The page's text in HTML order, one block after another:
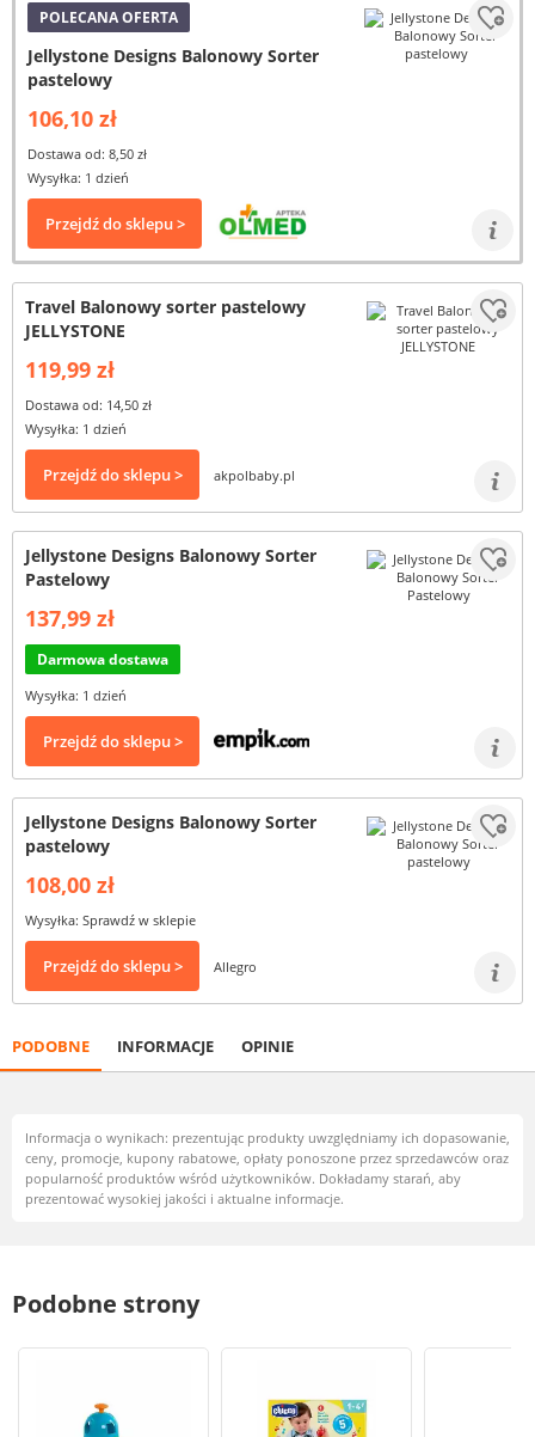
POLECANA OFERTA
Jellystone Designs Balonowy Sorter
pastelowy
106,10 zł
Dostawa od: 8,50 zł
Wysyłka: 1 dzień
Przejdź do sklepu >
Travel Balonowy sorter pastelowy
JELLYSTONE
119,99 zł
Dostawa od: 14,50 zł
Wysyłka: 1 dzień
Przejdź do sklepu > akpolbaby.pl
Jellystone Designs Balonowy Sorter
Pastelowy
137,99 zł
Darmowa dostawa
Wysyłka: 1 dzień
Przejdź do sklepu >
Jellystone Designs Balonowy Sorter
pastelowy
108,00 zł
Wysyłka: Sprawdź w sklepie
Przejdź do sklepu > Allegro
PODOBNE INFORMACJE OPINIE
Informacja o wynikach: prezentując produkty uwzględniamy ich dopasowanie,
ceny, promocje, kupony rabatowe, opłaty ponoszone przez sprzedawców oraz
popularność produktów wśród użytkowników. Dokładamy starań, aby
prezentować wysokiej jakości i aktualne informacje.
Podobne strony